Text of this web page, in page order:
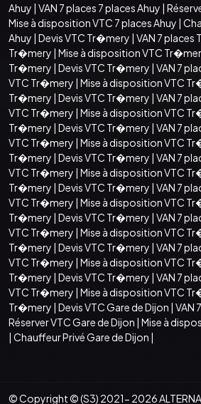
Ahuy | VAN 7 places 7 places Ahuy |
Mise à disposition VTC 7 places Ahuy |
Ahuy | Devis VTC Tr�mery | VAN 7 places
Tr�mery | Mise à disposition VTC
Tr�mery | Devis VTC Tr�mery | VAN 7
VTC Tr�mery | Mise à disposition VTC
Tr�mery | Devis VTC Tr�mery | VAN 7
VTC Tr�mery | Mise à disposition VTC
Tr�mery | Devis VTC Tr�mery | VAN 7
VTC Tr�mery | Mise à disposition VTC
Tr�mery | Devis VTC Tr�mery | VAN 7
VTC Tr�mery | Mise à disposition VTC
Tr�mery | Devis VTC Tr�mery | VAN 7
VTC Tr�mery | Mise à disposition VTC
Tr�mery | Devis VTC Tr�mery | VAN 7
VTC Tr�mery | Mise à disposition VTC
Tr�mery | Devis VTC Tr�mery | VAN 7
VTC Tr�mery | Mise à disposition VTC
Tr�mery | Devis VTC Tr�mery | VAN 7
VTC Tr�mery | Mise à disposition VTC
Tr�mery | Devis VTC Gare de Dijon | VAN
Réserver VTC Gare de Dijon | Mise à
| Chauffeur Privé Gare de Dijon |
© Copyright © (S3) 2021- 2026